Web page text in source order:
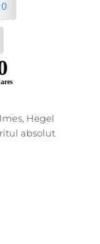
0
, Hegel
absolut